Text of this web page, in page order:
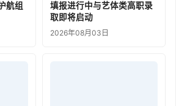
航组
填报进行中与艺体类高职录
取即将启动
2026年08月03日